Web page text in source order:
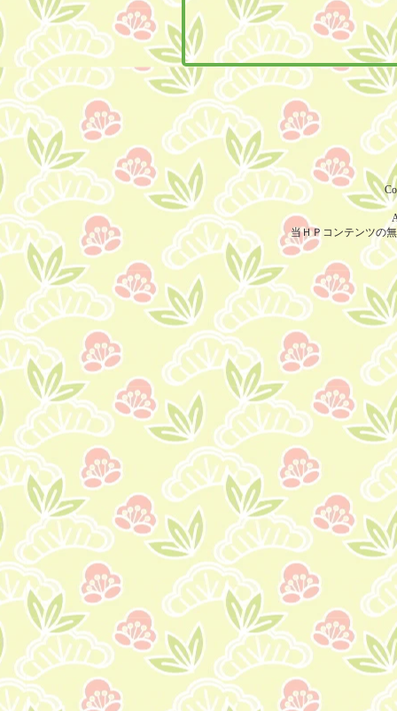
当ＨＰコンテンツの